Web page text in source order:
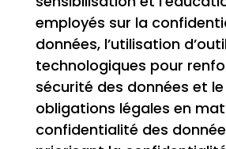
employés sur la
données, l’utilisation
technologiques pour
sécurité des données et
obligations légales en
confidentialité des